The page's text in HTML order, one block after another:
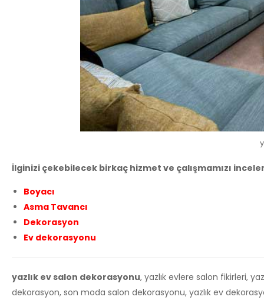
İlginizi çekebilecek birkaç hizmet ve çalışmamızı
Boyacı
Asma Tavancı
Dekorasyon
Ev dekorasyonu
yazlık ev salon dekorasyonu, yazlık evlere salon fikirleri,
dekorasyon, son moda salon dekorasyonu, yazlık ev